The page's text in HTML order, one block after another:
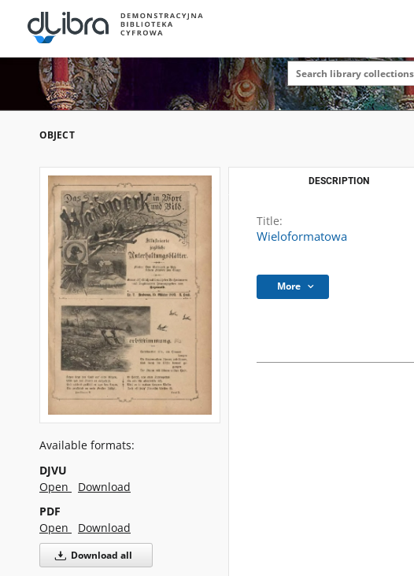
OBJECT
Available formats:
DJVU
Open
Download
PDF
Open
Download
Download all
DESCRIPTION
Title:
Wieloformatowa
More